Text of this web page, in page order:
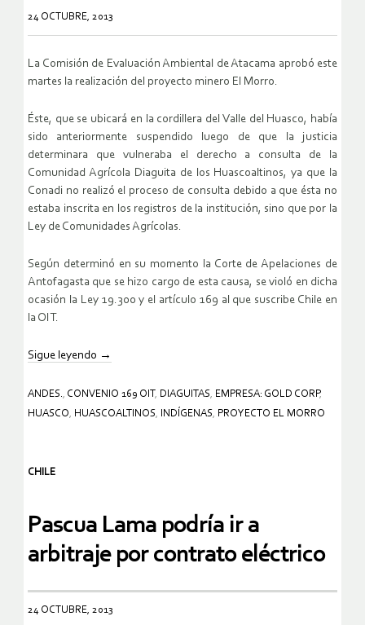
24 OCTUBRE, 2013
La Comisión de Evaluación Ambiental de Atacama aprobó este
martes la realización del proyecto minero El Morro.
Éste, que se ubicará en la cordillera del Valle del Huasco, había
sido anteriormente suspendido luego de que la justicia
determinara que vulneraba el derecho a consulta de la
Comunidad Agrícola Diaguita de los Huascoaltinos, ya que la
Conadi no realizó el proceso de consulta debido a que ésta no
estaba inscrita en los registros de la institución, sino que por la
Ley de Comunidades Agrícolas.
Según determinó en su momento la Corte de Apelaciones de
Antofagasta que se hizo cargo de esta causa, se violó en dicha
ocasión la Ley 19.300 y el artículo 169 al que suscribe Chile en
la OIT.
Sigue leyendo →
ANDES., CONVENIO 169 OIT , DIAGUITAS, EMPRESA: GOLD CORP,
HUASCO, HUASCOALTINOS, INDÍGENAS, PROYECTO EL MORRO
CHILE
Pascua Lama podría ir a
arbitraje por contrato eléctrico
24 OCTUBRE, 2013